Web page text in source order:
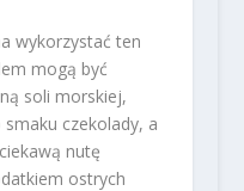
wykorzystać ten
mogą być
soli morskiej,
czekolady, a
nutę
ostrych